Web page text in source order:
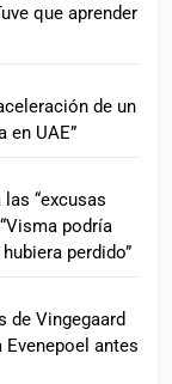
que aprender
de un
en UAE”
“excusas
podría
perdido”
de Vingegaard
antes